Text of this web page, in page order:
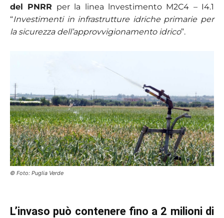
del PNRR per la linea lnvestimento M2C4 – I4.1
“Investimenti in infrastrutture idriche primarie per
la sicurezza dell’approvvigionamento idrico”.
© Foto: Puglia Verde
L’invaso può contenere fino a 2 milioni di